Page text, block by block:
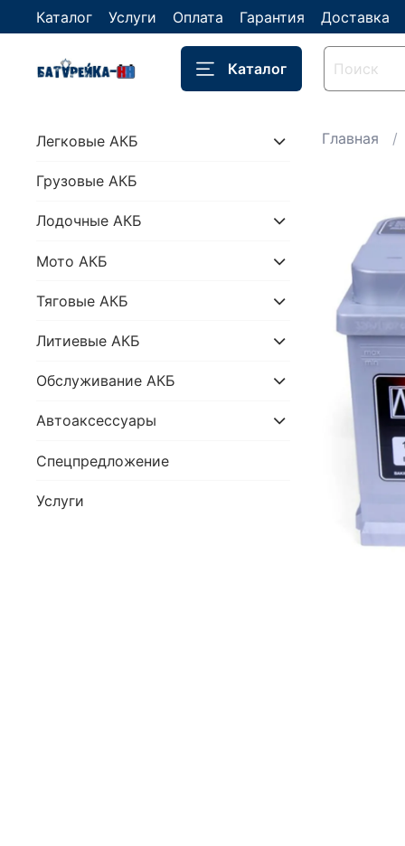
Каталог Услуги Оплата Гарантия Доставка
Каталог
Главная
Легковые АКБ
Грузовые АКБ
Лодочные АКБ
Мото АКБ
Тяговые АКБ
Литиевые АКБ
Обслуживание АКБ
Автоаксессуары
Спецпредложение
Услуги